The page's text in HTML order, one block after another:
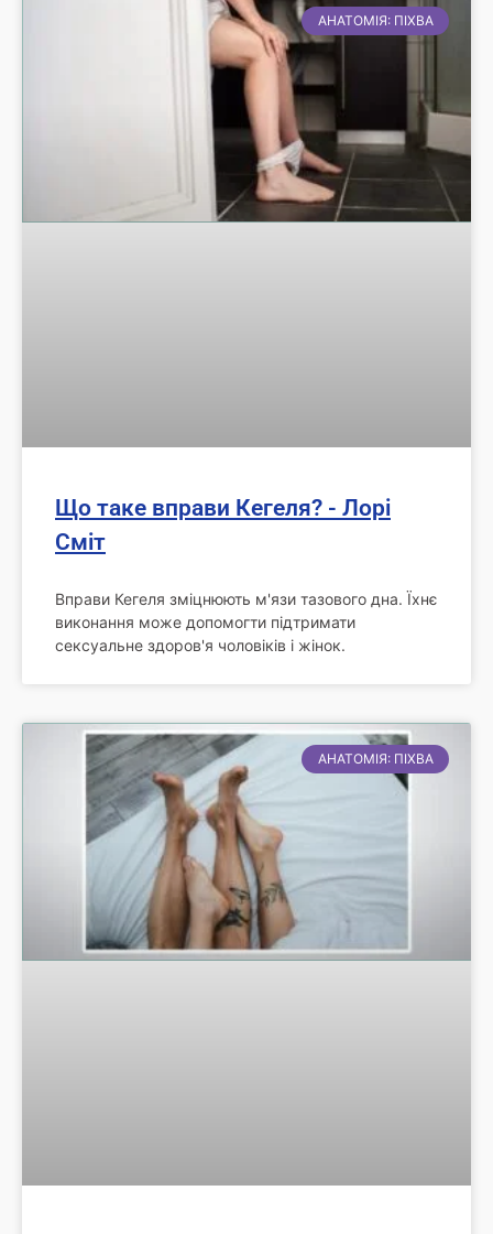
АНАТОМІЯ: ПІХВА
Що таке вправи Кегеля? - Лорі
Сміт
Вправи Кегеля зміцнюють м'язи тазового дна. Їхнє
виконання може допомогти підтримати
сексуальне здоров'я чоловіків і жінок.
АНАТОМІЯ: ПІХВА